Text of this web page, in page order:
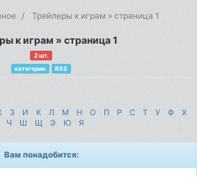
Трейлеры к играм » страница 1
к играм » страница 1
2 шт.
категории
RSS
З И К Л М Н О П Р С Т У Ф
Х
Ч Ш Щ Э Ю Я
Вам понадобится: